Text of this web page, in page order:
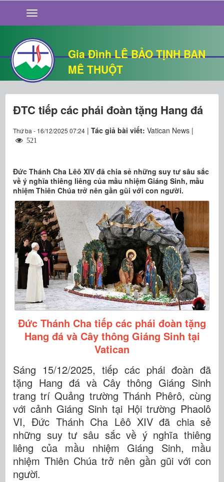
Gia Đình LÊ BẢO TỊNH BAN
MÊ THUỘT
GIỚI THIỆU
TIN TỨC
SỐNG ĐẠO
CHUYỆN NHÀ
QUÁN VĂN
THƯ GIÃN
ĐTC tiếp các phái đoàn tặng Hang đá
Thứ ba - 16/12/2025 07:24 | Tác giả bài viết: Vatican News |
521
Đức Thánh Cha Lêô XIV đã chia sẻ những suy tư sâu sắc
về ý nghĩa thiêng liêng của mầu nhiệm Giáng Sinh, mầu
nhiệm Thiên Chúa trở nên gần gũi với con người.
Đức Thánh Cha tiếp các phái đoàn tặng
Hang đá và Cây thông Giáng Sinh tại
Vatican
Sáng 15/12/2025, tiếp các phái đoàn đã
tặng Hang đá và Cây thông Giáng Sinh
trang trí Quảng trường Thánh Phêrô, cùng
với cảnh Giáng Sinh tại Hội trường Phaolô
VI, Đức Thánh Cha Lêô XIV đã chia sẻ
những suy tư sâu sắc về ý nghĩa thiêng
liêng của mầu nhiệm Giáng Sinh, mầu
nhiệm Thiên Chúa trở nên gần gũi với con
người.